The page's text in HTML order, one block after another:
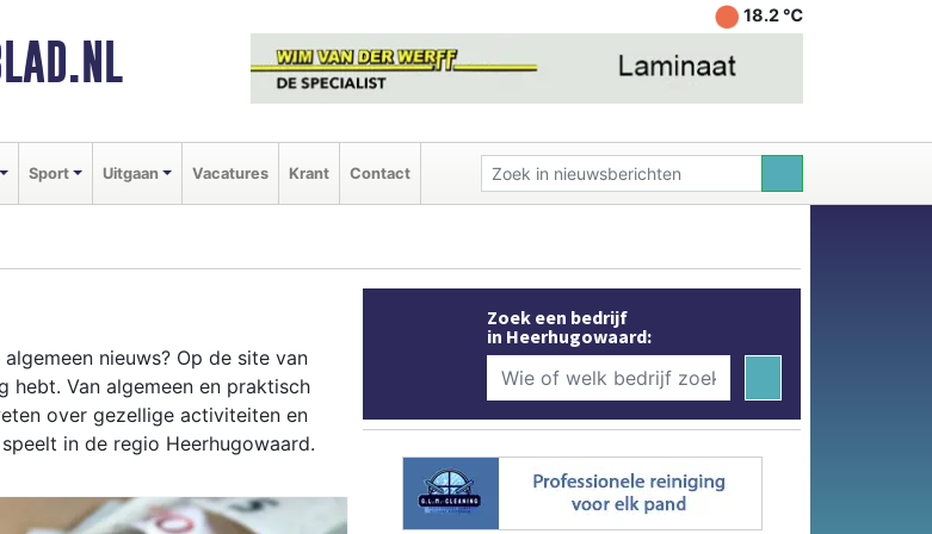
18.2 ℃
Sport Uitgaan Vacatures Krant Contact
nieuws? Op de site van
hebt. Van algemeen en praktisch
over gezellige activiteiten en
in de regio Heerhugowaard.
HEERHUGOWAARD
Zoek een bedrijf
in Heerhugowaard: